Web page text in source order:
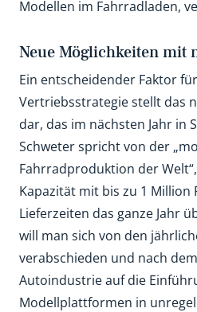
Modellen im Fahrradladen,
Neue Möglichkeiten mit
Ein entscheidender Faktor
Vertriebsstrategie stellt das
dar, das im nächsten Jahr in
Schweter spricht von der
Fahrradproduktion der
Kapazität mit bis zu 1 Million
Lieferzeiten das ganze Jahr
will man sich von den
verabschieden und nach
Autoindustrie auf die
Modellplattformen in